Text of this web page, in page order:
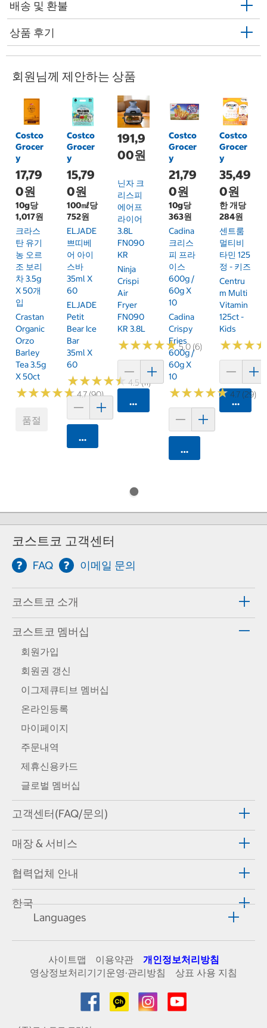
배송 및 환불
상품 후기
회원님께 제안하는 상품
Costco
Grocer
y
17,79
0원
10g당
1,017원
크라스
탄 유기
농 오르
조 보리
차 3.5g
X 50개
입
Crastan
Organic
Orzo
Barley
Tea 3.5g
X 50ct
★★★★★
★★★★★4.7 (90)
품절
Costco
Grocer
y
15,79
0원
100㎖당
752원
ELJADE
쁘띠베
어 아이
스바
35ml X
60
ELJADE
Petit
Bear Ice
Bar
35ml X
60
★★★★★
★★★★★4.5 (11)
카트에 담기
191,9
00원
닌자 크
리스피
에어프
라이어
3.8L
FN090
KR
Ninja
Crispi
Air
Fryer
FN090
KR 3.8L
★★★★★
★★★★★5.0 (6)
카트에 담기
Costco
Grocer
y
21,79
0원
10g당
363원
Cadina
크리스
피 프라
이스
600g /
60g X
10
Cadina
Crispy
Fries
600g /
60g X
10
★★★★★
★★★★★4.7 (29)
카트에 담기
Costco
Grocer
y
35,49
0원
한 개당
284원
센트룸
멀티비
타민 125
정 - 키즈
Centru
M Multi
Vitamin
125ct -
Kids
★★★
★★★
카트에
코스트코 고객센터
FAQ 이메일 문의
코스트코 소개
코스트코 멤버십
회원가입
회원권 갱신
이그제큐티브 멤버십
온라인등록
마이페이지
주문내역
제휴신용카드
글로벌 멤버십
고객센터(FAQ/문의)
매장 & 서비스
협력업체 안내
한국
Languages
사이트맵 이용약관
개인정보처리방침
영상정보처리기기운영·관리방침
상표 사용 지침